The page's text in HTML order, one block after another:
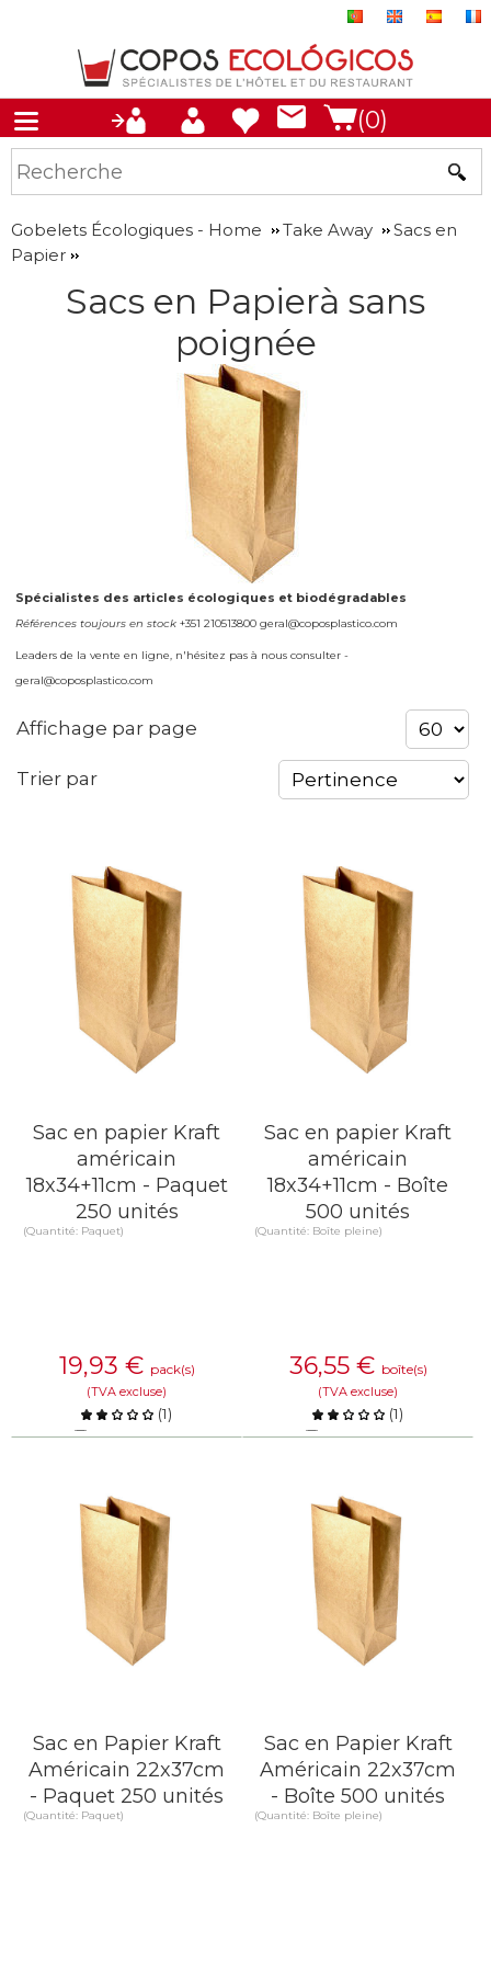
(0)
Gobelets Écologiques - Home Take Away
Sacs en
Papier
Sacs en Papierà sans
poignée
Spécialistes des articles écologiques et biodégradables
Références toujours en stock +351 210513800 geral@coposplastico.com
Leaders de la vente en ligne, n'hésitez pas à nous consulter -
geral@coposplastico.com
Affichage par page
Trier par
Sac en papier Kraft
américain
18x34+11cm - Paquet
250 unités
(Quantité: Paquet)
19,93 € pack(s)
(TVA excluse)
(1)
Comparer
Sac en papier Kraft
américain
18x34+11cm - Boîte
500 unités
(Quantité: Boîte pleine)
36,55 € boîte(s)
(TVA excluse)
(1)
Comparer
Sac en Papier Kraft
Américain 22x37cm
- Paquet 250 unités
(Quantité: Paquet)
Sac en Papier Kraft
Américain 22x37cm
- Boîte 500 unités
(Quantité: Boîte pleine)